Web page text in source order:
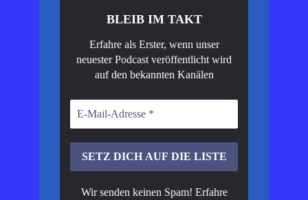
BLEIB IM TAKT
Erfahre als Erster, wenn unser
neuester Podcast veröffentlicht wird
auf den bekannten Kanälen
Wir senden keinen Spam! Erfahre